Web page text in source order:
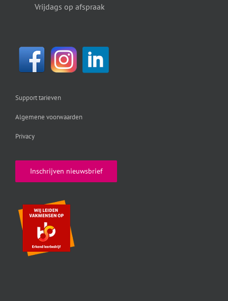
Vrijdags op afspraak
Support tarieven
Algemene voorwaarden
Privacy
Inschrijven nieuwsbrief